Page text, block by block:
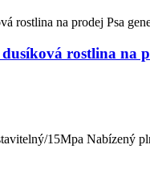
rostlina na
15Mpa Nabízený